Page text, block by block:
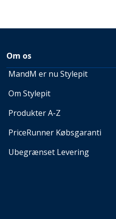
Om os
MandM er nu Stylepit
Om Stylepit
Produkter A-Z
PriceRunner Købsgaranti
Ubegrænset Levering